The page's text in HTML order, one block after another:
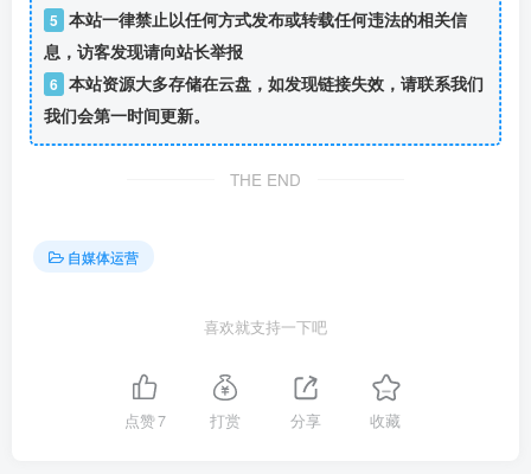
5 本站一律禁止以任何方式发布或转载任何违法的相关信
息，访客发现请向站长举报
6 本站资源大多存储在云盘，如发现链接失效，请联系我们
我们会第一时间更新。
THE END
自媒体运营
喜欢就支持一下吧
点赞7 打赏 分享 收藏